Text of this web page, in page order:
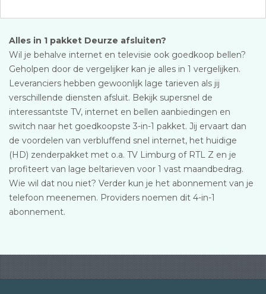
Alles in 1 pakket Deurze afsluiten?
Wil je behalve internet en televisie ook goedkoop bellen?
Geholpen door de vergelijker kan je alles in 1 vergelijken.
Leveranciers hebben gewoonlijk lage tarieven als jij
verschillende diensten afsluit. Bekijk supersnel de
interessantste TV, internet en bellen aanbiedingen en
switch naar het goedkoopste 3-in-1 pakket. Jij ervaart dan
de voordelen van verbluffend snel internet, het huidige
(HD) zenderpakket met o.a. TV Limburg of RTL Z en je
profiteert van lage beltarieven voor 1 vast maandbedrag.
Wie wil dat nou niet? Verder kun je het abonnement van je
telefoon meenemen. Providers noemen dit 4-in-1
abonnement.